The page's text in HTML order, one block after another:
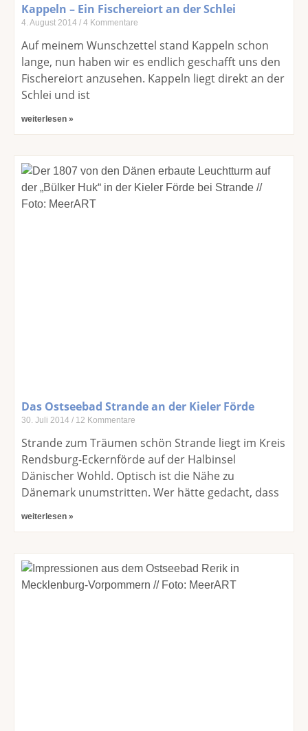
Kappeln – Ein Fischereiort an der Schlei
4. August 2014 4 Kommentare
Auf meinem Wunschzettel stand Kappeln schon
lange, nun haben wir es endlich geschafft uns den
Fischereiort anzusehen. Kappeln liegt direkt an der
Schlei und ist
weiterlesen »
Das Ostseebad Strande an der Kieler Förde
30. Juli 2014 12 Kommentare
Strande zum Träumen schön Strande liegt im Kreis
Rendsburg-Eckernförde auf der Halbinsel
Dänischer Wohld. Optisch ist die Nähe zu
Dänemark unumstritten. Wer hätte gedacht, dass
weiterlesen »